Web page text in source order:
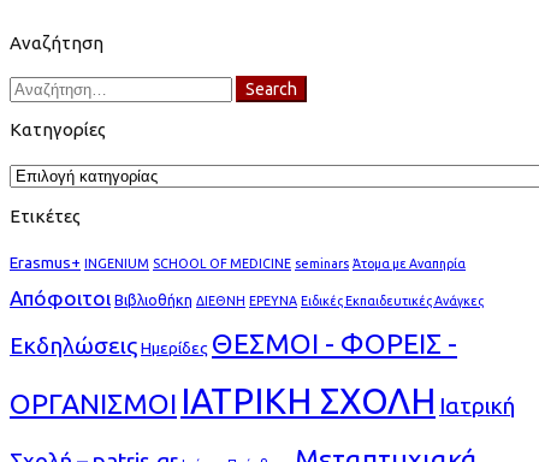
Αναζήτηση
Search
for:
Search
Κατηγορίες
Κατηγορίες
Ετικέτες
Erasmus+ INGENIUM SCHOOL OF MEDICINE seminars Άτομα με Αναπηρία
Απόφοιτοι Βιβλιοθήκη ΔΙΕΘΝΗ ΕΡΕΥΝΑ Ειδικές Εκπαιδευτικές Ανάγκες
ΕκδηλώσειςΗμερίδες ΘΕΣΜΟΙ - ΦΟΡΕΙΣ -
ΟΡΓΑΝΙΣΜΟΙ ΙΑΤΡΙΚΗ ΣΧΟΛΗ Ιατρική